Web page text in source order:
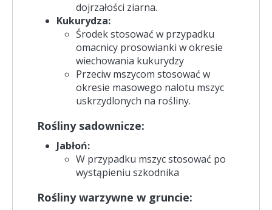
dojrzałości ziarna.
Kukurydza:
Środek stosować w przypadku
omacnicy prosowianki w okresie
wiechowania kukurydzy
Przeciw mszycom stosować w
okresie masowego nalotu mszyc
uskrzydlonych na rośliny.
Rośliny sadownicze:
Jabłoń:
W przypadku mszyc stosować po
wystąpieniu szkodnika
Rośliny warzywne w gruncie: